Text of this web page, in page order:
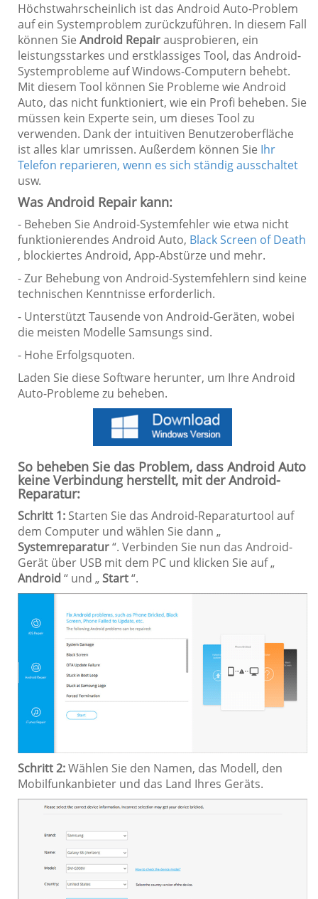
Höchstwahrscheinlich ist das Android Auto-Problem
auf ein Systemproblem zurückzuführen. In diesem Fall
können Sie Android Repairausprobieren, ein
leistungsstarkes und erstklassiges Tool, das Android-
Systemprobleme auf Windows-Computern behebt.
Mit diesem Tool können Sie Probleme wie Android
Auto, das nicht funktioniert, wie ein Profi beheben. Sie
müssen kein Experte sein, um dieses Tool zu
verwenden. Dank der intuitiven Benutzeroberfläche
ist alles klar umrissen. Außerdem können Sie Ihr
Telefon reparieren, wenn es sich ständig ausschaltet
usw.
Was Android Repair kann:
- Beheben Sie Android-Systemfehler wie etwa nicht
funktionierendes Android Auto, Black Screen of Death
, blockiertes Android, App-Abstürze und mehr.
- Zur Behebung von Android-Systemfehlern sind keine
technischen Kenntnisse erforderlich.
- Unterstützt Tausende von Android-Geräten, wobei
die meisten Modelle Samsungs sind.
- Hohe Erfolgsquoten.
Laden Sie diese Software herunter, um Ihre Android
Auto-Probleme zu beheben.
So beheben Sie das Problem, dass Android Auto
keine Verbindung herstellt, mit der Android-
Reparatur:
Schritt 1: Starten Sie das Android-Reparaturtool auf
dem Computer und wählen Sie dann „
Systemreparatur“. Verbinden Sie nun das Android-
Gerät über USB mit dem PC und klicken Sie auf „
Android “ und „Start“.
Schritt 2:Wählen Sie den Namen, das Modell, den
Mobilfunkanbieter und das Land Ihres Geräts.